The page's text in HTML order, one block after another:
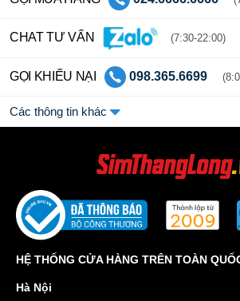
CHAT TƯ VẤN (7:30-22:00)
GỌI KHIẾU NẠI 098.365.6699
Các thông tin khác
HỆ THỐNG CỬA HÀNG TRÊN TOÀN
Hà Nội